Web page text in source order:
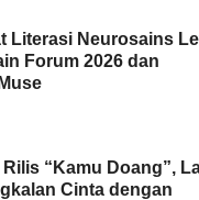
Literasi Neurosains
Forum 2026 dan
“Kamu Doang”,
Cinta dengan